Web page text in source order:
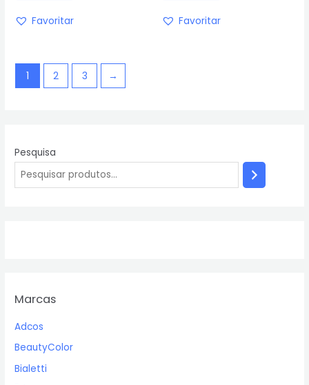
Pesquisa
Marcas
Adcos
BeautyColor
Bialetti
Favoritar Favoritar
1 2 3 →